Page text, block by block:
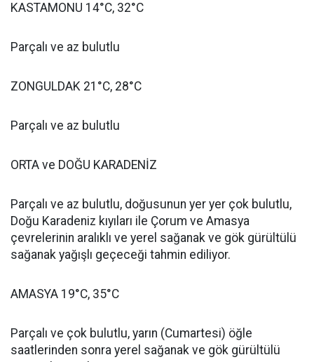
KASTAMONU 14°C, 32°C
Parçalı ve az bulutlu
ZONGULDAK 21°C, 28°C
Parçalı ve az bulutlu
ORTA ve DOĞU KARADENİZ
Parçalı ve az bulutlu, doğusunun yer yer çok bulutlu,
Doğu Karadeniz kıyıları ile Çorum ve Amasya
çevrelerinin aralıklı ve yerel sağanak ve gök gürültülü
sağanak yağışlı geçeceği tahmin ediliyor.
AMASYA 19°C, 35°C
Parçalı ve çok bulutlu, yarın (Cumartesi) öğle
saatlerinden sonra yerel sağanak ve gök gürültülü